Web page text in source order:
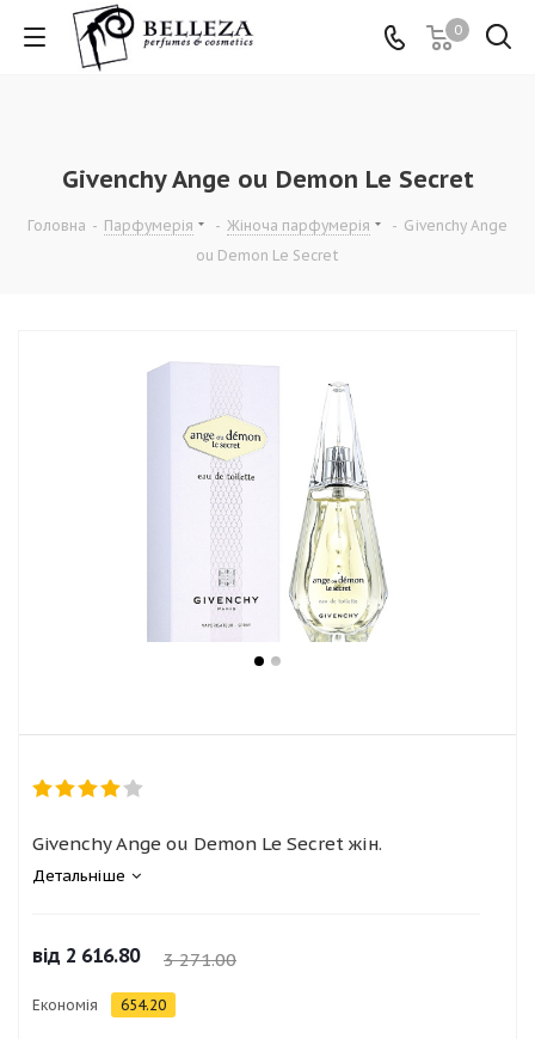
0
Givenchy Ange ou Demon Le Secret
Головна - Парфумерія - Жіноча парфумерія - Givenchy Ange
ou Demon Le Secret
Givenchy Ange ou Demon Le Secret жін.
Детальніше
від 2 616.80 3 271.00
Економія 654.20